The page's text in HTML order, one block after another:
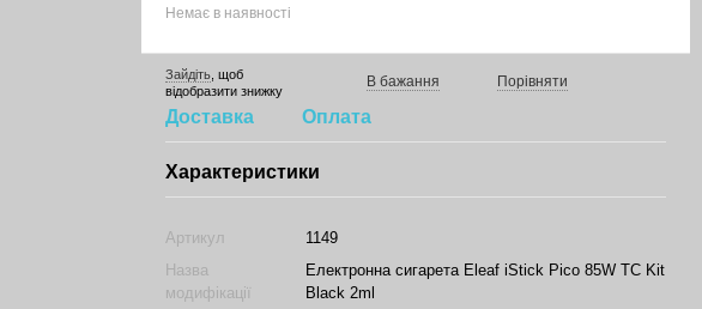
Немає в наявності
Зайдіть , щоб
відобразити знижку
В бажання Порівняти
Доставка Оплата
Характеристики
Артикул
1149
Назва
модифікації
Електронна сигарета Eleaf iStick Pico 85W TC Kit
Black 2ml